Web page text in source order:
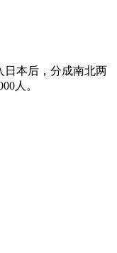
日本后，分成南北两
人。